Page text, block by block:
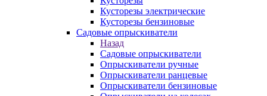
Кусторезы электрические
Кусторезы бензиновые
Садовые опрыскиватели
Назад
Садовые опрыскиватели
Опрыскиватели ручные
Опрыскиватели ранцевые
Опрыскиватели бензиновые